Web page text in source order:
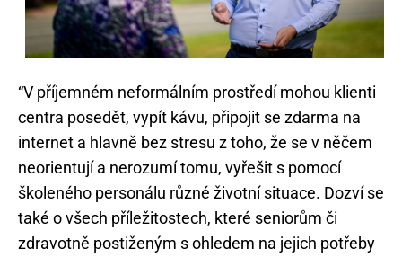
“V příjemném neformálním prostředí mohou klienti
centra posedět, vypít kávu, připojit se zdarma na
internet a hlavně bez stresu z toho, že se v něčem
neorientují a nerozumí tomu, vyřešit s pomocí
školeného personálu různé životní situace. Dozví se
také o všech příležitostech, které seniorům či
zdravotně postiženým s ohledem na jejich potřeby